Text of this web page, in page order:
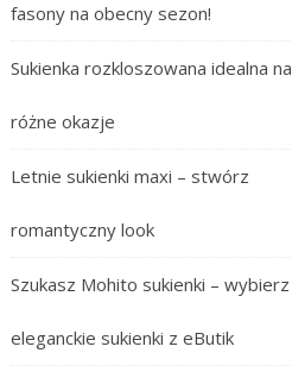
fasony na obecny sezon!
Sukienka rozkloszowana idealna na
różne okazje
Letnie sukienki maxi – stwórz
romantyczny look
Szukasz Mohito sukienki – wybierz
eleganckie sukienki z eButik